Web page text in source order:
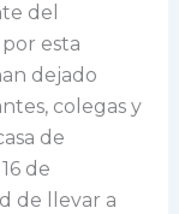
del
esta
dejado
colegas y
de
de
de llevar a